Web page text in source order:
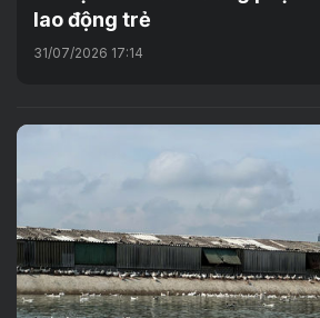
lao động trẻ
31/07/2026 17:14